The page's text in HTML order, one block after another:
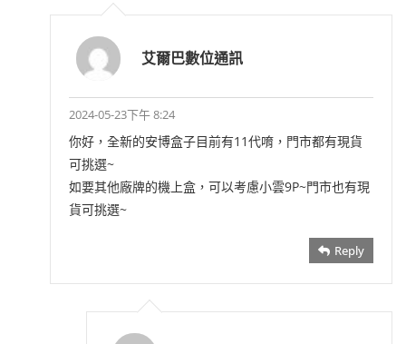
艾爾巴數位通訊
2024-05-23下午 8:24
你好，全新的安博盒子目前有11代唷，門市都有現貨
可挑選~
如要其他廠牌的機上盒，可以考慮小雲9P~門市也有現
貨可挑選~
Reply